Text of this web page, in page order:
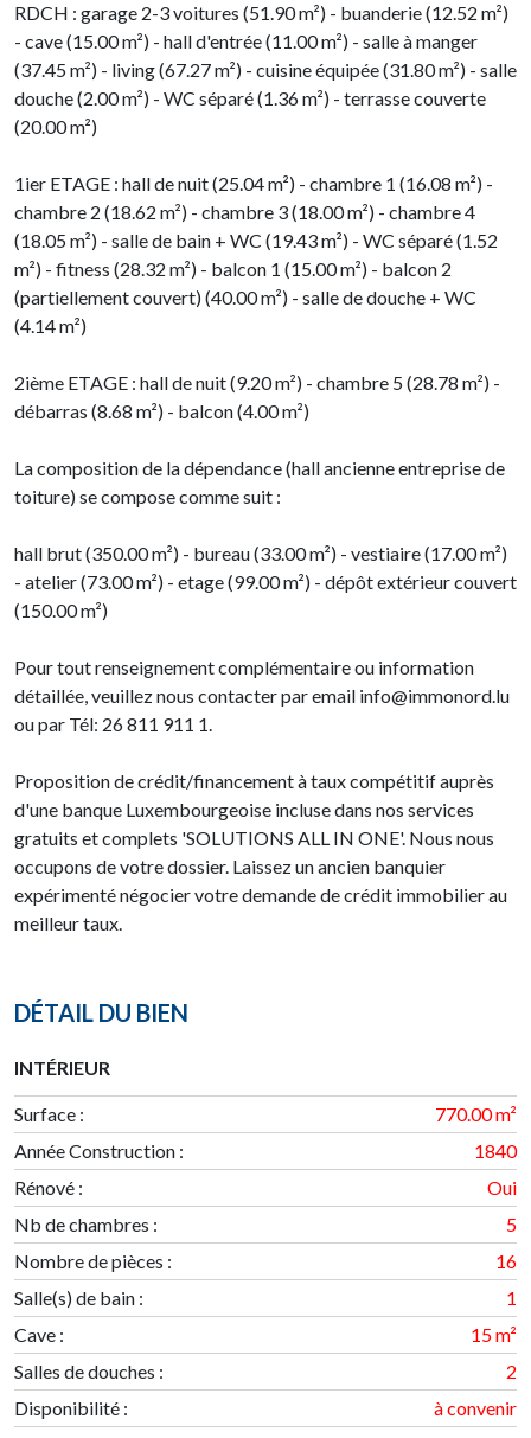
RDCH : garage 2-3 voitures (51.90 m²) - buanderie (12.52 m²)
- cave (15.00 m²) - hall d'entrée (11.00 m²) - salle à manger
(37.45 m²) - living (67.27 m²) - cuisine équipée (31.80 m²) - salle
douche (2.00 m²) - WC séparé (1.36 m²) - terrasse couverte
(20.00 m²)
1ier ETAGE : hall de nuit (25.04 m²) - chambre 1 (16.08 m²) -
chambre 2 (18.62 m²) - chambre 3 (18.00 m²) - chambre 4
(18.05 m²) - salle de bain + WC (19.43 m²) - WC séparé (1.52
m²) - fitness (28.32 m²) - balcon 1 (15.00 m²) - balcon 2
(partiellement couvert) (40.00 m²) - salle de douche + WC
(4.14 m²)
2ième ETAGE : hall de nuit (9.20 m²) - chambre 5 (28.78 m²) -
débarras (8.68 m²) - balcon (4.00 m²)
La composition de la dépendance (hall ancienne entreprise de
toiture) se compose comme suit :
hall brut (350.00 m²) - bureau (33.00 m²) - vestiaire (17.00 m²)
- atelier (73.00 m²) - etage (99.00 m²) - dépôt extérieur couvert
(150.00 m²)
Pour tout renseignement complémentaire ou information
détaillée, veuillez nous contacter par email info@immonord.lu
ou par Tél: 26 811 911 1.
Proposition de crédit/financement à taux compétitif auprès
d'une banque Luxembourgeoise incluse dans nos services
gratuits et complets 'SOLUTIONS ALL IN ONE'. Nous nous
occupons de votre dossier. Laissez un ancien banquier
expérimenté négocier votre demande de crédit immobilier au
meilleur taux.
DÉTAIL DU BIEN
INTÉRIEUR
Surface :
770.00 m²
Année Construction :
1840
Rénové :
Oui
Nb de chambres :
5
Nombre de pièces :
16
Salle(s) de bain :
1
Cave :
15 m²
Salles de douches :
2
Disponibilité :
à convenir